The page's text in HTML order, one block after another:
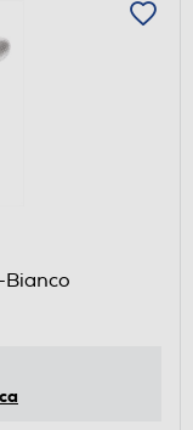
Bianco